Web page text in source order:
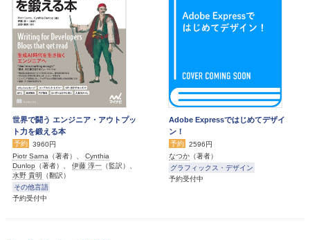
世界で闘う エンジニア・アウトプッ
ト力を鍛える本
予約
3960円
Piotr Sarna （著者）、 Cynthia
Dunlop （著者）、 伊藤 淳一 （監訳）、
水野 貴明 （翻訳）
その他言語
予約受付中
Adobe Expressではじめてデザイ
ン！
予約
2596円
なつか （著者）
グラフィックス・デザイン
予約受付中